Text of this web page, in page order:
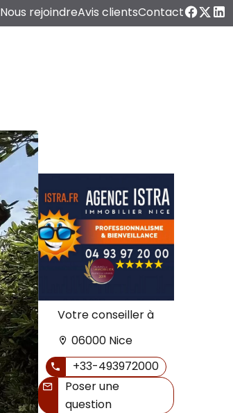
Nous rejoindreAvis clientsContact
Votre conseiller à
06000 Nice
+33-493972000
Poser une
question